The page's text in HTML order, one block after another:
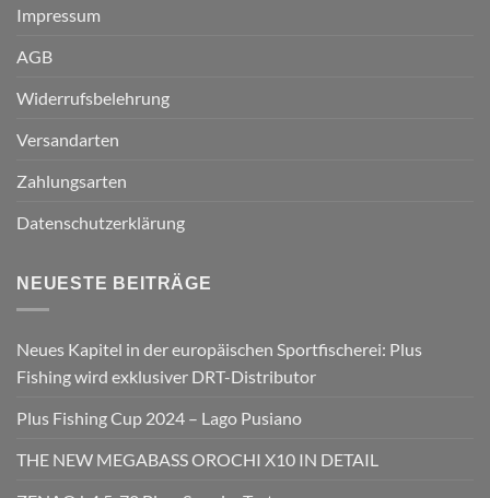
Impressum
AGB
Widerrufsbelehrung
Versandarten
Zahlungsarten
Datenschutzerklärung
NEUESTE BEITRÄGE
Neues Kapitel in der europäischen Sportfischerei: Plus
Fishing wird exklusiver DRT-Distributor
Plus Fishing Cup 2024 – Lago Pusiano
THE NEW MEGABASS OROCHI X10 IN DETAIL